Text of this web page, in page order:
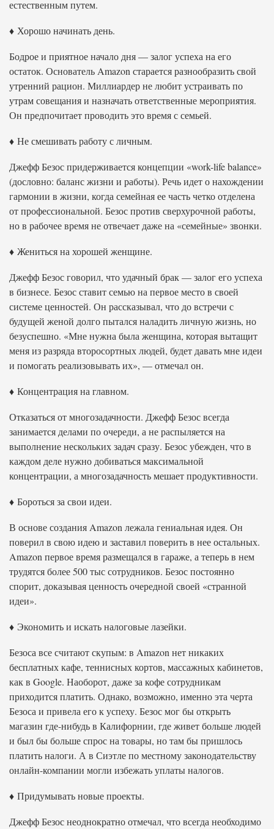
естественным путем.
♦ Хорошо начинать день.
Бодрое и приятное начало дня — залог успеха на его
остаток. Основатель Amazon старается разнообразить свой
утренний рацион. Миллиардер не любит устраивать по
утрам совещания и назначать ответственные мероприятия.
Он предпочитает проводить это время с семьей.
♦ Не смешивать работу с личным.
Джефф Безос придерживается концепции «work-life balance»
(дословно: баланс жизни и работы). Речь идет о нахождении
гармонии в жизни, когда семейная ее часть четко отделена
от профессиональной. Безос против сверхурочной работы,
но в рабочее время не отвечает даже на «семейные» звонки.
♦ Жениться на хорошей женщине.
Джефф Безос говорил, что удачный брак — залог его успеха
в бизнесе. Безос ставит семью на первое место в своей
системе ценностей. Он рассказывал, что до встречи с
будущей женой долго пытался наладить личную жизнь, но
безуспешно. «Мне нужна была женщина, которая вытащит
меня из разряда второсортных людей, будет давать мне идеи
и помогать реализовывать их», — отмечал он.
♦ Концентрация на главном.
Отказаться от многозадачности. Джефф Безос всегда
занимается делами по очереди, а не распыляется на
выполнение нескольких задач сразу. Безос убежден, что в
каждом деле нужно добиваться максимальной
концентрации, а многозадачность мешает продуктивности.
♦ Бороться за свои идеи.
В основе создания Amazon лежала гениальная идея. Он
поверил в свою идею и заставил поверить в нее остальных.
Amazon первое время размещался в гараже, а теперь в нем
трудятся более 500 тыс сотрудников. Безос постоянно
спорит, доказывая ценность очередной своей «странной
идеи».
♦ Экономить и искать налоговые лазейки.
Безоса все считают скупым: в Amazon нет никаких
бесплатных кафе, теннисных кортов, массажных кабинетов,
как в Google. Наоборот, даже за кофе сотрудникам
приходится платить. Однако, возможно, именно эта черта
Безоса и привела его к успеху. Безос мог бы открыть
магазин где-нибудь в Калифорнии, где живет больше людей
и был бы больше спрос на товары, но там бы пришлось
платить налоги. А в Сиэтле по местному законодательству
онлайн-компании могли избежать уплаты налогов.
♦ Придумывать новые проекты.
Джефф Безос неоднократно отмечал, что всегда необходимо